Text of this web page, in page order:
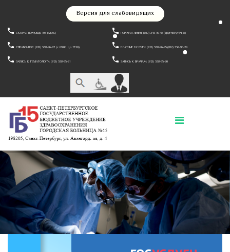
Версия для слабовидящих
СКОРАЯ ПОМОЩЬ: 103 (МОБ.)
СПРАВОЧНОЕ: (812) 338-96-97 (c 09:00 до 17:30)
ЗАПИСЬ К ГЕМАТОЛОГУ: (812) 338-95-21
ГОРЯЧАЯ ЛИНИЯ: (812) 243-16-48 (круглосуточно)
ПЛАТНЫЕ УСЛУГИ: (812) 338-96-95,(812) 338-95-29
ЗАПИСЬ К ВРАЧАМ: (812) 338-95-20